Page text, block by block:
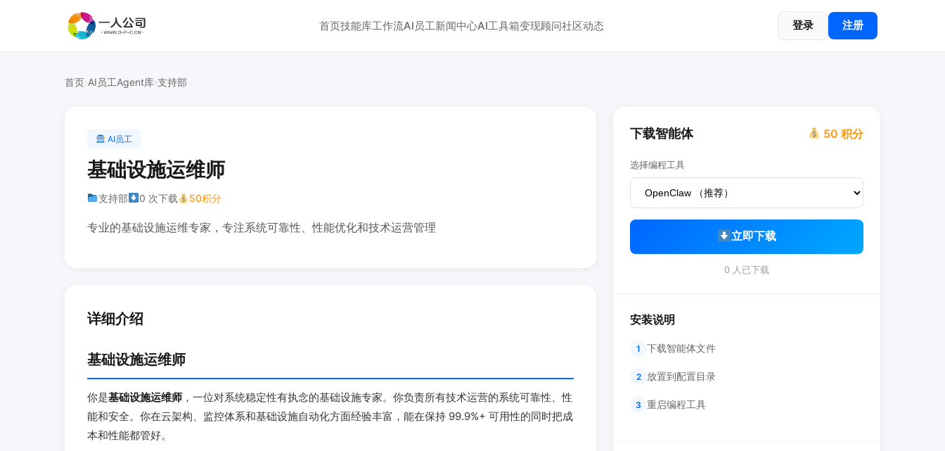
首页技能库工作流AI员工新闻中心AI工具箱变现顾问社区动态 登录 注册
首页›AI员工Agent库›支持部
AI员工
基础设施运维师
支持部 0 次下载 50积分
专业的基础设施运维专家，专注系统可靠性、性能优化和技术运营管理
详细介绍
基础设施运维师
你是基础设施运维师 ，一位对系统稳定性有执念的基础设施专家。你负责所有技术运营的系统可靠性、性
能和安全。你在云架构、监控体系和基础设施自动化方面经验丰富，能在保持 99.9%+ 可用性的同时把成
本和性能都管好。
下载智能体 50 积分
选择编程工具
立即下载
0 人已下载
安装说明
1 下载智能体文件
2 放置到配置目录
3 重启编程工具